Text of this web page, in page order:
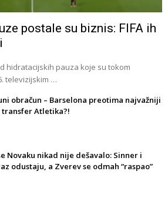
postale su biznis: FIFA ih
hidratacijskih pauza koje su tokom
televizijskim …
obračun – Barselona preotima najvažniji
Atletika?!
Novaku nikad nije dešavalo: Sinner i
odustaju, a Zverev se odmah “raspao”